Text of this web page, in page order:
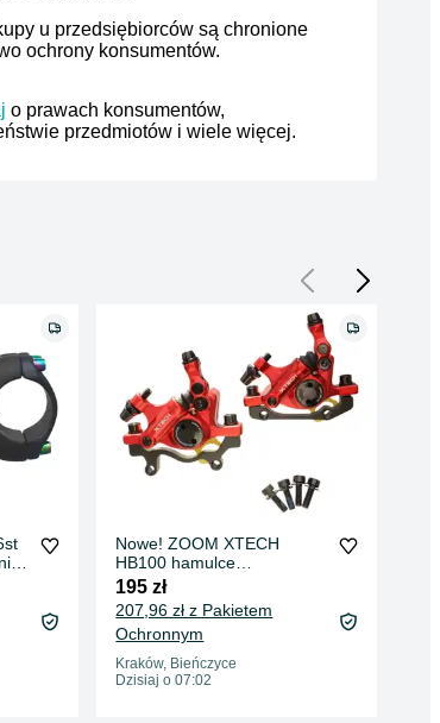
u przedsiębiorców są chronione
ochrony konsumentów.
o prawach konsumentów,
przedmiotów i wiele więcej.
Nowe! ZOOM XTECH
HB100 hamulce
hydrauliczne mechaniczne
czerwone
195 zł
207,96 zł z Pakietem
Ochronnym
Kraków, Bieńczyce
Dzisiaj o 07:02